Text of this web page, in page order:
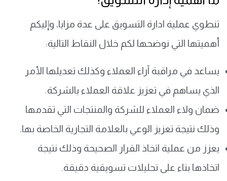
تنطوي عملية ادارة التسويق على عدة مزايا، وإليكم
أهميتها التي نوضحها لكم خلال النقاط التالية:
يساعد في مراقبة آراء العملاء وكذلك تعديلها الأمر
الذي يساهم في تعزيز علاقة العملاء بالشركة.
ضمان ولاء العملاء للشركة والمنتجات التي تقدمها
وذلك نتيجة تعزيز الوعي بالعلامة التجارية الخاصة بها.
يعزز من عملية اتخاذ القرار الصحيحة وذلك نتيجة
اتخاذها بناء على تحليلات تسويقية دقيقة.